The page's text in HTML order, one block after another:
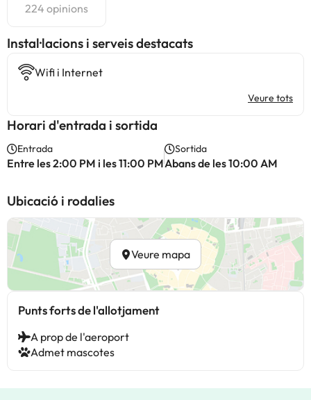
224 opinions
Instal·lacions i serveis destacats
Wifi i Internet
Veure tots
Horari d'entrada i sortida
Entrada
Entre les 2:00 PM i les 11:00 PM
Sortida
Abans de les 10:00 AM
Ubicació i rodalies
Veure mapa
Punts forts de l'allotjament
A prop de l'aeroport
Admet mascotes